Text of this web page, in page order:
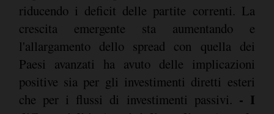
riducendo i deficit delle partite correnti. La
crescita emergente sta aumentando e
l'allargamento dello spread con quella dei
Paesi avanzati ha avuto delle implicazioni
positive sia per gli investimenti diretti esteri
che per i flussi di investimenti passivi. - I